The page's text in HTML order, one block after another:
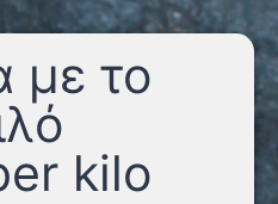
με το
kilo